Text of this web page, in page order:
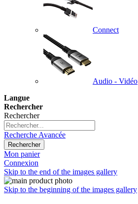
Connect
Audio - Vidéo
Langue
Rechercher
Rechercher
Recherche Avancée
Rechercher
Mon panier
Connexion
Skip to the end of the images gallery
Skip to the beginning of the images gallery